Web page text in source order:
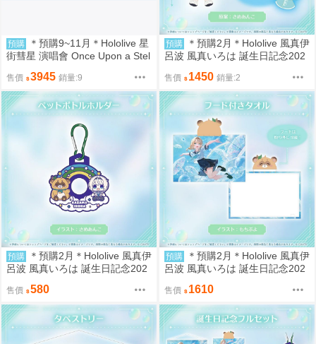
預購
＊預購9~11月＊Hololive 星
街彗星 演唱會 Once Upon a Stel
售價 3945 銷量:9
預購
＊預購2月＊Hololive 風真伊
呂波 風真いろは 誕生日記念202
售價 1450 銷量:2
預購
＊預購2月＊Hololive 風真伊
呂波 風真いろは 誕生日記念202
售價 580
預購
＊預購2月＊Hololive 風真伊
呂波 風真いろは 誕生日記念202
售價 1610